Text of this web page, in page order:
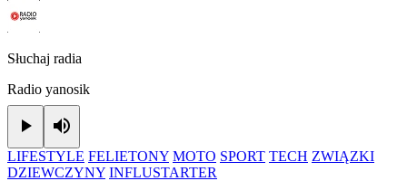
Słuchaj radia
Radio yanosik
Play
LIFESTYLE FELIETONY MOTO SPORT TECH ZWIĄZKI
DZIEWCZYNY INFLUSTARTER